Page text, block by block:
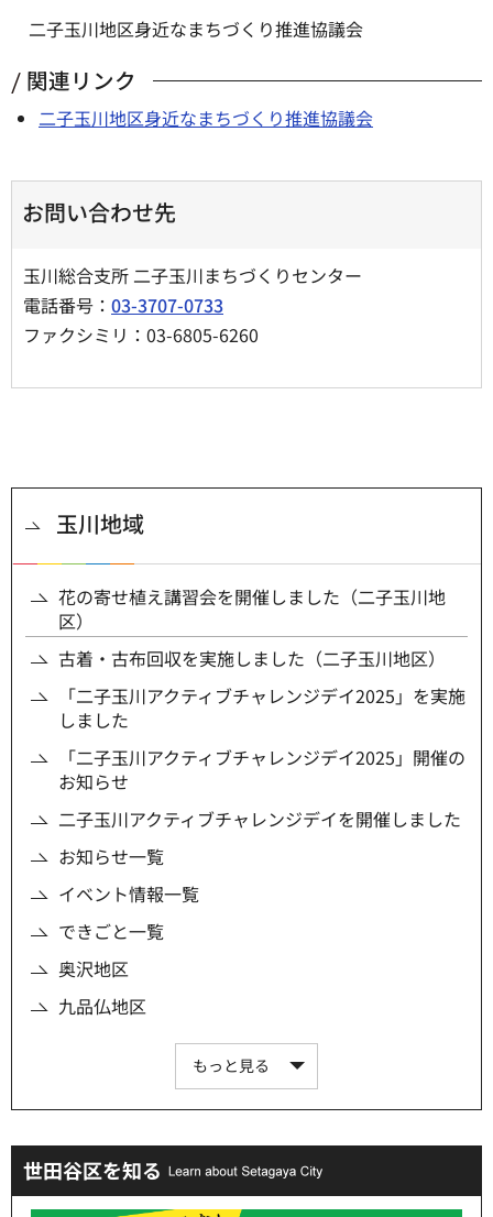
二子玉川地区身近なまちづくり推進協議会
関連リンク
二子玉川地区身近なまちづくり推進協議会
お問い合わせ先
玉川総合支所 二子玉川まちづくりセンター
電話番号： 03-3707-0733
ファクシミリ：03-6805-6260
玉川地域
花の寄せ植え講習会を開催しました（二子玉川地
区）
古着・古布回収を実施しました（二子玉川地区）
「二子玉川アクティブチャレンジデイ2025」を実施
しました
「二子玉川アクティブチャレンジデイ2025」開催の
お知らせ
二子玉川アクティブチャレンジデイを開催しました
お知らせ一覧
イベント情報一覧
できごと一覧
奥沢地区
九品仏地区
もっと見る
世田谷区を知る